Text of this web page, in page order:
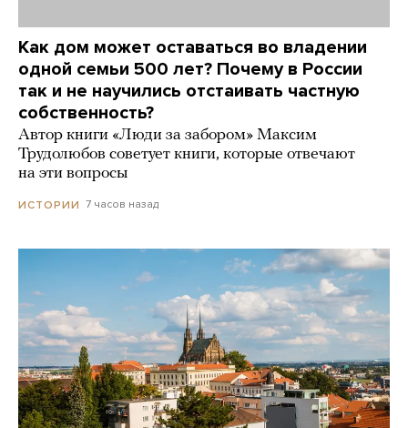
Как дом может оставаться во владении
одной семьи 500 лет? Почему в России
так и не научились отстаивать частную
собственность?
Автор книги «Люди за забором» Максим
Трудолюбов советует книги, которые отвечают
на эти вопросы
ИСТОРИИ 7 часов назад